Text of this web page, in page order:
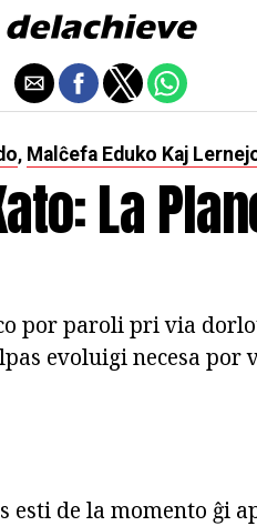
, Malĉefa Eduko Kaj
La
por paroli pri via
evoluigi necesa por
de la momento ĝi